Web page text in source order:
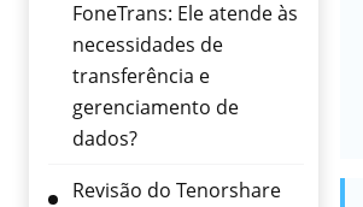
FoneTrans: Ele atende às
necessidades de
transferência e
gerenciamento de
dados?
Revisão do Tenorshare